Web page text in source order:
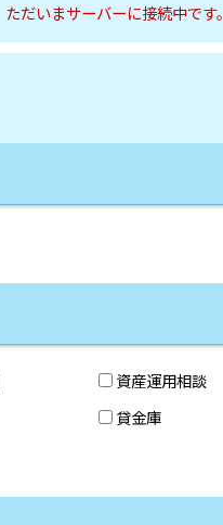
ただいまサーバーに接続中です。
資産運用相談
貸金庫